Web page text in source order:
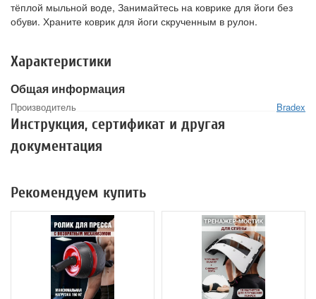
тёплой мыльной воде, Занимайтесь на коврике для йоги без
обуви. Храните коврик для йоги скрученным в рулон.
Характеристики
Общая информация
Производитель Bradex
Инструкция, сертификат и другая
документация
Рекомендуем купить